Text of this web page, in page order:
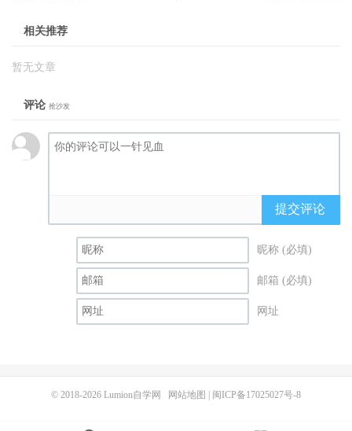
相关推荐
暂无文章
评论 抢沙发
提交评论
昵称 (必填)
邮箱 (必填)
网址
© 2018-2026 Lumion自学网 网站地图 闽ICP备17025027号-8